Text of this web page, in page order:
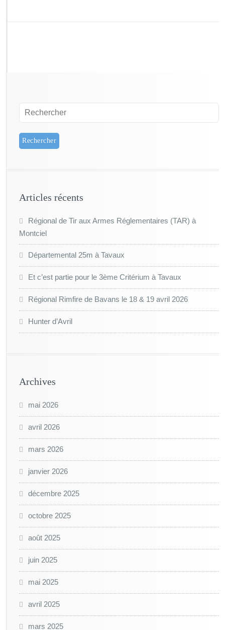
Articles récents
Régional de Tir aux Armes Réglementaires (TAR) à
Montciel
Départemental 25m à Tavaux
Et c’est partie pour le 3ème Critérium à Tavaux
Régional Rimfire de Bavans le 18 & 19 avril 2026
Hunter d’Avril
Archives
mai 2026
avril 2026
mars 2026
janvier 2026
décembre 2025
octobre 2025
août 2025
juin 2025
mai 2025
avril 2025
mars 2025